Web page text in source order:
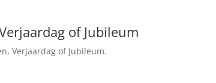
of Jubileum
Verjaardag of Jubileum.